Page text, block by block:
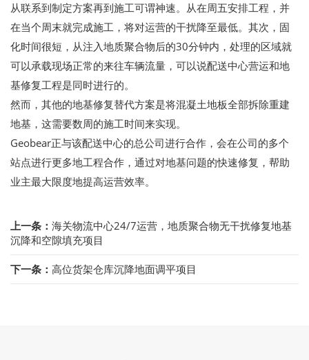
从联系到制定方案再到施工可谓神速。从在周五安排工程，并
在当个周末就完成施工，将对运营的干扰降至最低。其次，固
化时间很短，从注入地质聚合物后的30分钟内，处理的区域就
可以承载现场正常的来往车辆流量，可以说配送中心营运和地
基修复工程是同时进行的。
然而，其他的地基修复替代方案是将混凝土地板全部拆除重建
地基，这需要数周的施工时间来实现。
Geobear正与该配送中心的总公司进行合作，会在公司的多个
站点进行更多地工程合作，通过对地基问题的快速修复，帮助
业主最大限度地提高运营效率。
上一条： 海关物流中心24/7运营，地质聚合物无干扰修复地基
沉降和空隙填充项目
下一条： 高位货架仓库沉降地面调平项目